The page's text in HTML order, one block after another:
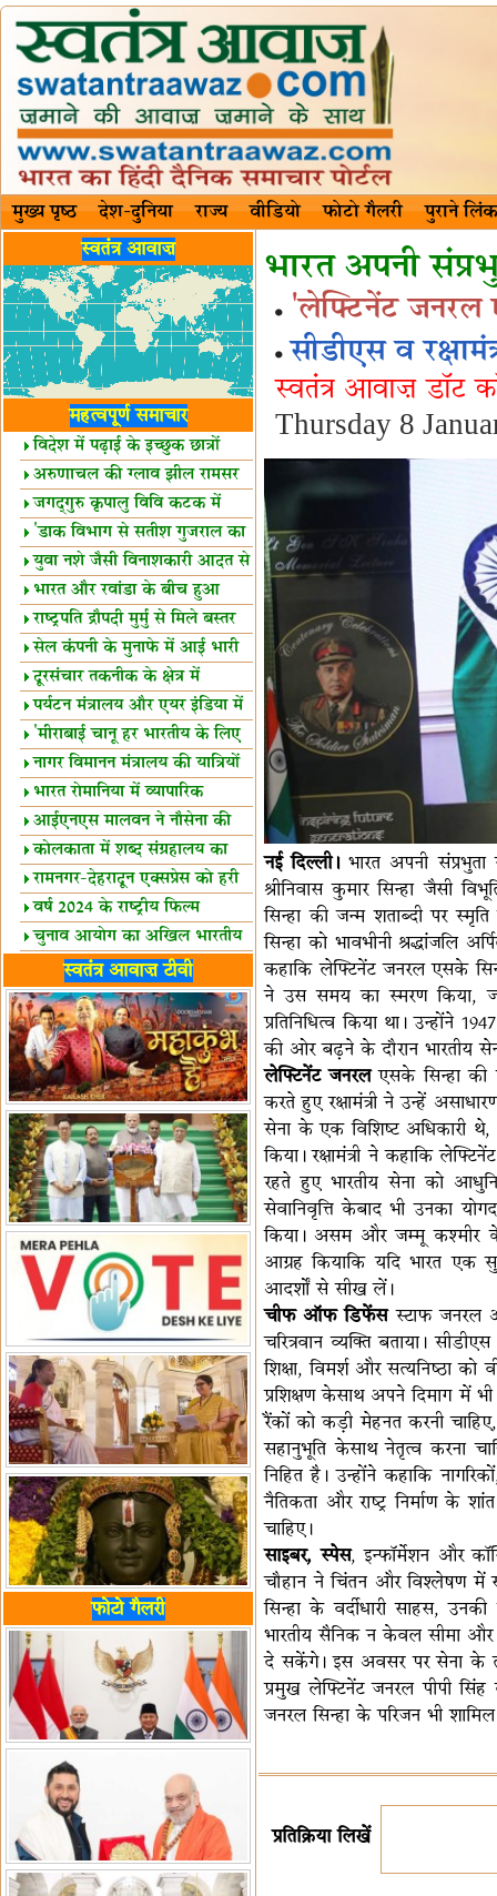
मुख्य पृष्ठ देश-दुनिया राज्य वीडियो फोटो गैलरी पुराने लिंक
स्वतंत्र आवाज़
महत्वपूर्ण समाचार
विदेश में पढ़ाई के इच्छुक छात्रों
केलिए खुशखबरी!
अरुणाचल की ग्लाव झील रामसर
स्थल घोषित
जगद्गुरु कृपालु विवि कटक में
शैक्षिक सत्र शुरू
'डाक विभाग से सतीश गुजराल का
रिश्ता गहरा'
युवा नशे जैसी विनाशकारी आदत से
दूर रहें-मोदी
भारत और रवांडा के बीच हुआ
व्यापार विस्तार
राष्ट्रपति द्रौपदी मुर्मु से मिले बस्तर
के प्रतिनिधि
सेल कंपनी के मुनाफे में आई भारी
उछाल!
दूरसंचार तकनीक के क्षेत्र में
उत्कृष्टता पुरस्कार
पर्यटन मंत्रालय और एयर इंडिया में
समझौता
'मीराबाई चानू हर भारतीय के लिए
प्रेरणा'
नागर विमानन मंत्रालय की यात्रियों
को सलाह
भारत रोमानिया में व्यापारिक
साझेदारियां
आईएनएस मालवन ने नौसेना की
ताकत बढ़ाई
कोलकाता में शब्द संग्रहालय का
उद्घाटन
रामनगर-देहरादून एक्सप्रेस को हरी
झंडीवर्ष 2024 के राष्ट्रीय फिल्म
पुरस्कारों की घोषणा
चुनाव आयोग का अखिल भारतीय
मीडिया सम्मेलन
भारत में केवड़े का अस्तित्‍व 24
लाख वर्ष!
लखनऊ में 'एक राष्ट्र एक चुनाव'
पर बैठक
विधानमंडल लोकतंत्र की पाठशाला
हैं-बिरला
'द वॉयस ऑफ जस्टिस: जस्टिस
गवई स्पीक्स'
राष्ट्रीय युद्ध स्मारक से 'शौर्य विजय
यात्रा' शुरू
भारत जापान में रक्षा संबंधों का
विस्तार
'एनसीसी को मजबूत करना राष्ट्रीय
जिम्मेदारी'
भारत-ऑस्ट्रेलिया ने खेल संबंधों का
जश्न मनाया
'भारत को फुटबॉल में भी वैश्विक
पहचान दिलाएं'
अल्पसंख्यक मंत्री ने की हज
नीति-2027 की घोषणा
राखीगढ़ी में मिले मानव कंकाल
अवशेष
राष्ट्रपति ने कूनो उद्यान में चीता
प्रबंधन देखा
स्वतंत्र आवाज़ टीवी
फोटो गैलरी
भारत अपनी
'लेफ्टिनेंट जनरल
सीडीएस व
स्वतंत्र आवाज़ डॉट
Thursday 8
नई दिल्ली।भारत अपनी
श्रीनिवास कुमार सिन्हा जैसी
सिन्हा की जन्म शताब्दी पर
सिन्हा को भावभीनी श्रद्धांजलि
कहाकि लेफ्टिनेंट जनरल एसके
ने उस समय का स्मरण किया, जब
प्रतिनिधित्व किया था। उन्होंने
की ओर बढ़ने के दौरान भारतीय
लेफ्टिनेंट जनरलएसके सिन्हा की
करते हुए रक्षामंत्री ने उन्हें
सेना के एक विशिष्ट अधिकारी
किया। रक्षामंत्री ने कहाकि
रहते हुए भारतीय सेना को
सेवानिवृत्ति केबाद भी उनका
किया। असम और जम्मू कश्मीर के
आग्रह कियाकि यदि भारत एक
आदर्शों से सीख लें।
चीफ ऑफ डिफेंसस्टाफ जनरल
चरित्रवान व्यक्ति बताया।
शिक्षा, विमर्श और सत्यनिष्ठा को
प्रशिक्षण केसाथ अपने दिमाग में
रैंकों को कड़ी मेहनत करनी
सहानुभूति केसाथ नेतृत्व करना
निहित है। उन्होंने कहाकि
नैतिकता और राष्ट्र निर्माण के
चाहिए।
साइबर, स्पेस, इन्फॉर्मेशन और
चौहान ने चिंतन और विश्लेषण में
सिन्हा के वर्दीधारी साहस,
भारतीय सैनिक न केवल सीमा
दे सकेंगे। इस अवसर पर सेना के
प्रमुख लेफ्टिनेंट जनरल पीपी
जनरल सिन्हा के परिजन भी
प्रतिक्रिया लिखें